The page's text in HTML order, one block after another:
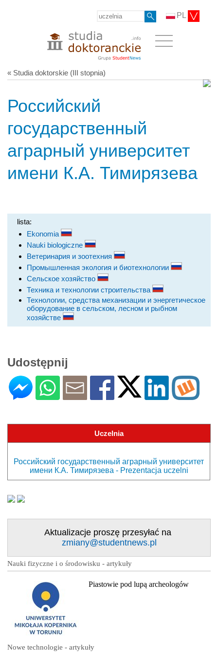
PL
« Studia doktorskie (III stopnia)
Российский
государственный
аграрный университет
имени К.А. Тимирязева
lista:
Ekonomia
Nauki biologiczne
Ветеринария и зоотехния
Промышленная экология и биотехнологии
Сельское хозяйство
Техника и технологии строительства
Технологии, средства механизации и энергетическое
оборудование в сельском, лесном и рыбном
хозяйстве
Udostępnij
Uczelnia
Российский государственный аграрный университет
имени К.А. Тимирязева - Prezentacja uczelni
Aktualizacje proszę przesyłać na
zmiany@studentnews.pl
Nauki fizyczne i o środowisku - artykuły
Piastowie pod lupą archeologów
Nowe technologie - artykuły